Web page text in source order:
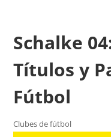
Schalke
Títulos y
Fútbol
Clubes de fútbol